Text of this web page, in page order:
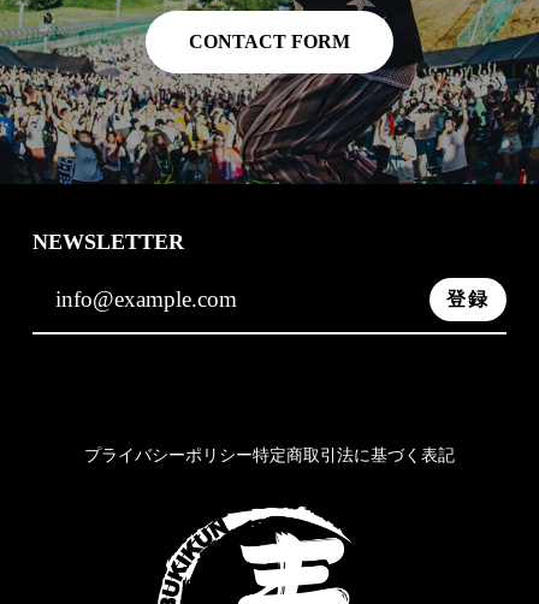
CONTACT FORM
NEWSLETTER
登録
プライバシーポリシー特定商取引法に基づく表記